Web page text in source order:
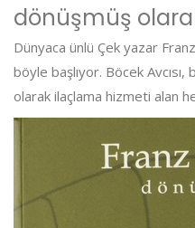
dönüşmüş
Dünyaca ünlü Çek yazar
böyle başlıyor. Böcek
olarak ilaçlama hizmeti alan